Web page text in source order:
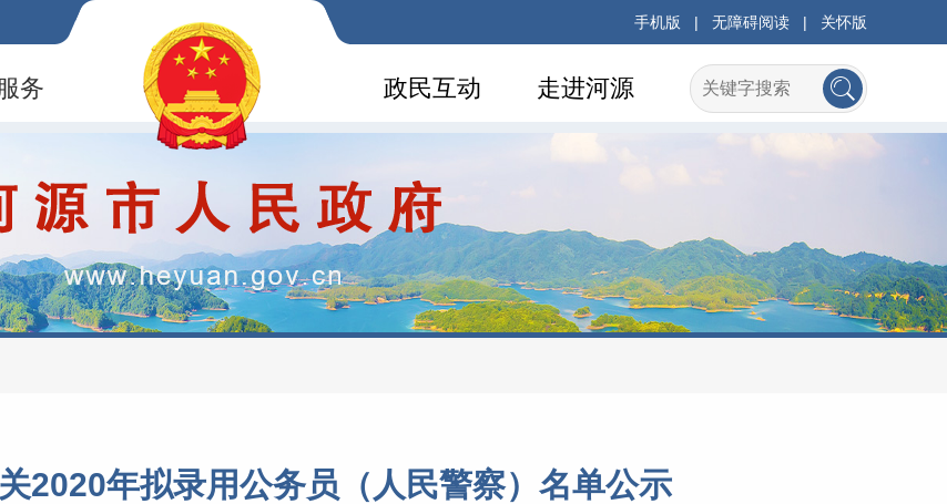
手机版 | 无障碍阅读 | 关怀版
务 走进河源
政民互动
2020年拟录用公务员（人民警察）名单公示